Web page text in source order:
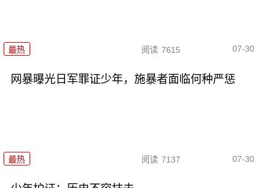
最热 阅读 7615 07-30
网暴曝光日军罪证少年，施暴者面临何种严惩
最热 阅读 7137 07-30